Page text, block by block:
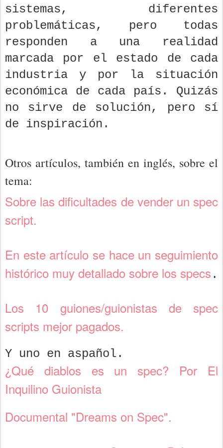
sistemas, diferentes
problemáticas, pero todas
responden a una realidad
marcada por el estado de cada
industria y por la situación
económica de cada país. Quizás
no sirve de solución, pero sí
de inspiración.
Otros artículos, también en inglés, sobre el
tema:
Sobre las dificultades de vender un spec
script.
En este artículo se hace un seguimiento
histórico muy detallado sobre los specs .
Los 10 guiones/guionistas de spec
scripts mejor pagados.
Y uno en aspañol.
¿Qué diablos es un spec? Por El
Inquilino Guionista
Documental "Dreams on Spec".